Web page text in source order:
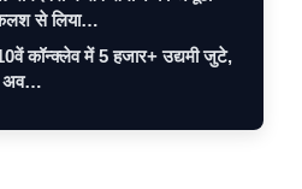
से लिया…
कॉन्क्लेव में 5 हजार+ उद्यमी जुटे,
अव…